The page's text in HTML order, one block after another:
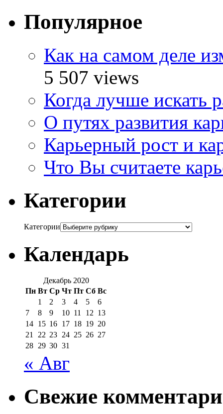
Популярное
Как на самом деле
5 507 views
Когда лучше искать
О путях развития
Карьерный рост и
Что Вы считаете
Категории
Категории
Календарь
Декабрь 2020
Пн Вт Ср Чт Пт Сб Вс
1
2 3 4 5
6
7
8 9 10 11 12 13
14 15 16 17 18 19 20
21
22 23 24 25 26 27
28 29 30 31
« Авг
Свежие